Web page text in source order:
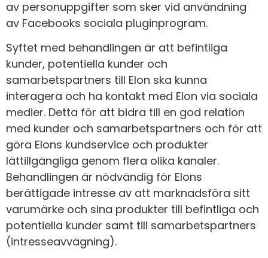
av personuppgifter som sker vid användning
av Facebooks sociala pluginprogram.
Syftet med behandlingen är att befintliga
kunder, potentiella kunder och
samarbetspartners till Elon ska kunna
interagera och ha kontakt med Elon via sociala
medier. Detta för att bidra till en god relation
med kunder och samarbetspartners och för att
göra Elons kundservice och produkter
lättillgängliga genom flera olika kanaler.
Behandlingen är nödvändig för Elons
berättigade intresse av att marknadsföra sitt
varumärke och sina produkter till befintliga och
potentiella kunder samt till samarbetspartners
(intresseavvägning).